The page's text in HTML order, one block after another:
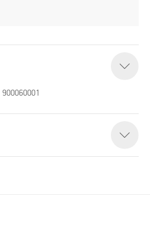
900060001